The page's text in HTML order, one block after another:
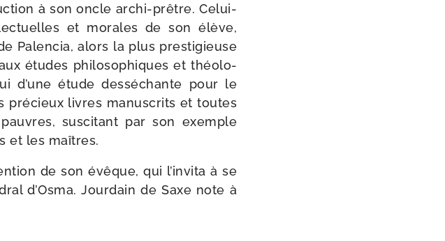
à son oncle archi-​prêtre. Celui-​
et morales de son élève,
Palencia, alors la plus pres­ti­gieuse
aux études phi­lo­so­phiques et théo­lo­
d’une étude des­sé­chante pour le
pré­cieux livres manus­crits et toutes
sus­ci­tant par son exemple
et les maîtres.
de son évêque, qui l’invita à se
d’Osma. Jourdain de Saxe note à